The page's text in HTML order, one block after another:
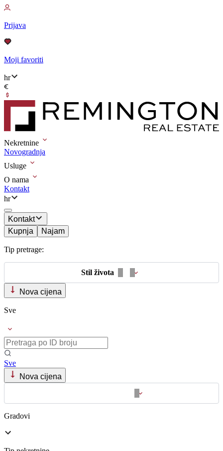
Prijava
Moji favoriti
hr
Nekretnine
Novogradnja
Usluge
O nama
Kontakt
hr
Kontakt
Kupnja
Najam
Tip pretrage:
Stil života
Nova cijena
Sve
Sve
Nova cijena
Gradovi